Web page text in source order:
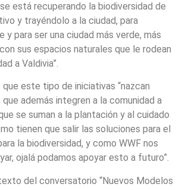
está recuperando la biodiversidad de
y trayéndolo a la ciudad, para
y para ser una ciudad más verde, más
sus espacios naturales que le rodean
a Valdivia”.
este tipo de iniciativas “nazcan
además integren a la comunidad a
se suman a la plantación y al cuidado
tienen que salir las soluciones para el
la biodiversidad, y como WWF nos
ojalá podamos apoyar esto a futuro”.
del conversatorio “Nuevos Modelos